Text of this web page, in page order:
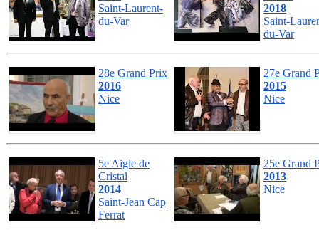
Saint-Laurent-
du-Var
2018
Saint-
du-Var
28e Grand Prix
2016
Nice
27e Grand
2015
Nice
5e Aigle de
Cristal
2014
Saint-Jean Cap
Ferrat
25e Grand
2013
Nice